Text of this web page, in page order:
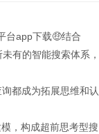
台app下载🤑结合
有的智能搜索体系，
都成为拓展思维和认
，构成超前思考型搜